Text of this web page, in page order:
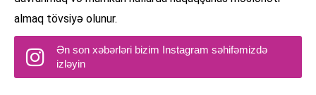
almaq tövsiyə olunur.
Ən son xəbərləri bizim Instagram səhifəmizdə
izləyin